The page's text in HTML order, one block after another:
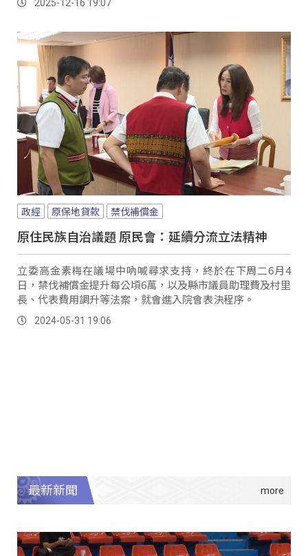
2025-12-16 19:07
政經 原保地貸款 禁伐補償金
原住民族自治議題 原民會：延續分流立法精神
立委高金素梅在議場中吶喊尋求支持，終於在下周二6月4
日，禁伐補償金提升每公頃6萬，以及縣市議員助理費及村里
長、代表費用調升等法案，就會進入院會表決程序。
2024-05-31 19:06
最新新聞